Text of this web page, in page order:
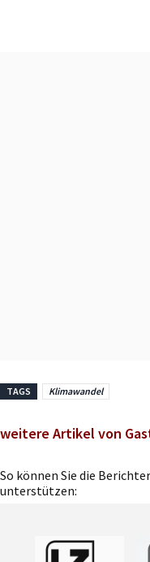
TAGS Klimawandel
weitere Artikel von
So können Sie die
unterstützen: